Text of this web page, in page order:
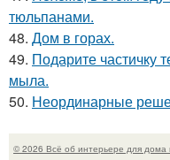
тюльпанами.
48. Дом в горах.
49. Подарите частичку
мыла.
50. Неординарные
© 2026 Всё об интерьере для дома